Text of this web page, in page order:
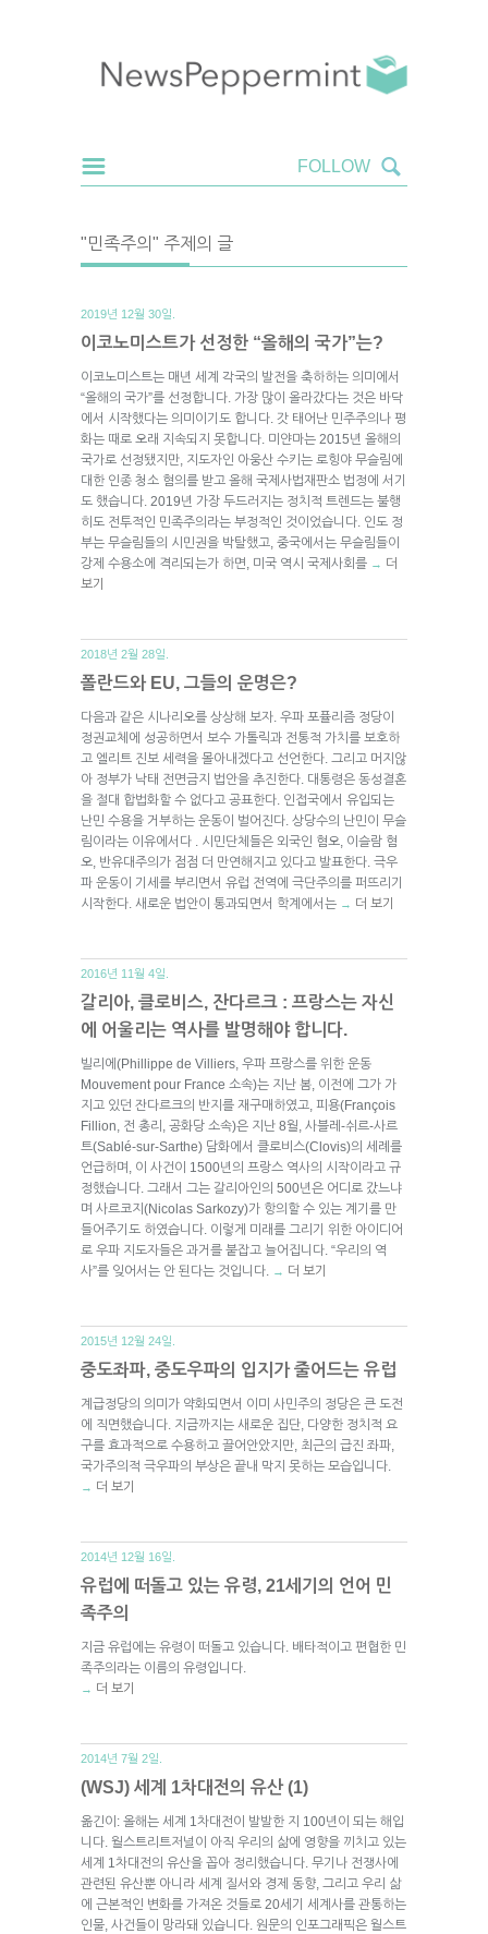
"민족주의" 주제의 글
2019년 12월 30일.
이코노미스트가 선정한 “올해의 국가”는?
이코노미스트는 매년 세계 각국의 발전을 축하하는 의미에서
“올해의 국가”를 선정합니다. 가장 많이 올라갔다는 것은 바닥
에서 시작했다는 의미이기도 합니다. 갓 태어난 민주주의나 평
화는 때로 오래 지속되지 못합니다. 미얀마는 2015년 올해의
국가로 선정됐지만, 지도자인 아웅산 수키는 로힝야 무슬림에
대한 인종 청소 혐의를 받고 올해 국제사법재판소 법정에 서기
도 했습니다. 2019년 가장 두드러지는 정치적 트렌드는 불행
히도 전투적인 민족주의라는 부정적인 것이었습니다. 인도 정
부는 무슬림들의 시민권을 박탈했고, 중국에서는 무슬림들이
강제 수용소에 격리되는가 하면, 미국 역시 국제사회를 → 더
보기
2018년 2월 28일.
폴란드와 EU, 그들의 운명은?
다음과 같은 시나리오를 상상해 보자. 우파 포퓰리즘 정당이
정권교체에 성공하면서 보수 가톨릭과 전통적 가치를 보호하
고 엘리트 진보 세력을 몰아내겠다고 선언한다. 그리고 머지않
아 정부가 낙태 전면금지 법안을 추진한다. 대통령은 동성결혼
을 절대 합법화할 수 없다고 공표한다. 인접국에서 유입되는
난민 수용을 거부하는 운동이 벌어진다. 상당수의 난민이 무슬
림이라는 이유에서다 . 시민단체들은 외국인 혐오, 이슬람 혐
오, 반유대주의가 점점 더 만연해지고 있다고 발표한다. 극우
파 운동이 기세를 부리면서 유럽 전역에 극단주의를 퍼뜨리기
시작한다. 새로운 법안이 통과되면서 학계에서는 → 더 보기
2016년 11월 4일.
갈리아, 클로비스, 잔다르크 : 프랑스는 자신
에 어울리는 역사를 발명해야 합니다.
빌리에(Phillippe de Villiers, 우파 프랑스를 위한 운동
Mouvement pour France 소속)는 지난 봄, 이전에 그가 가
지고 있던 잔다르크의 반지를 재구매하였고, 피용(François
Fillion, 전 총리, 공화당 소속)은 지난 8월, 사블레-쉬르-사르
트(Sablé-sur-Sarthe) 담화에서 클로비스(Clovis)의 세례를
언급하며, 이 사건이 1500년의 프랑스 역사의 시작이라고 규
정했습니다. 그래서 그는 갈리아인의 500년은 어디로 갔느냐
며 사르코지(Nicolas Sarkozy)가 항의할 수 있는 계기를 만
들어주기도 하였습니다. 이렇게 미래를 그리기 위한 아이디어
로 우파 지도자들은 과거를 붙잡고 늘어집니다. “우리의 역
사”를 잊어서는 안 된다는 것입니다.
→ 더 보기
2015년 12월 24일.
중도좌파, 중도우파의 입지가 줄어드는 유럽
계급정당의 의미가 약화되면서 이미 사민주의 정당은 큰 도전
에 직면했습니다. 지금까지는 새로운 집단, 다양한 정치적 요
구를 효과적으로 수용하고 끌어안았지만, 최근의 급진 좌파,
국가주의적 극우파의 부상은 끝내 막지 못하는 모습입니다.
→ 더 보기
2014년 12월 16일.
유럽에 떠돌고 있는 유령, 21세기의 언어 민
족주의
지금 유럽에는 유령이 떠돌고 있습니다. 배타적이고 편협한 민
족주의라는 이름의 유령입니다.
→ 더 보기
2014년 7월 2일.
(WSJ) 세계 1차대전의 유산 (1)
옮긴이: 올해는 세계 1차대전이 발발한 지 100년이 되는 해입
니다. 월스트리트저널이 아직 우리의 삶에 영향을 끼치고 있는
세계 1차대전의 유산을 꼽아 정리했습니다. 무기나 전쟁사에
관련된 유산뿐 아니라 세계 질서와 경제 동향, 그리고 우리 삶
에 근본적인 변화를 가져온 것들로 20세기 세계사를 관통하는
인물, 사건들이 망라돼 있습니다. 원문의 인포그래픽은 월스트